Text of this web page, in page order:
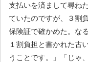
支払いを済まして尋ね
ていたのですが、３割
保険証で確かめた。な
１割負担と書かれた古
うことです。」「じゃ